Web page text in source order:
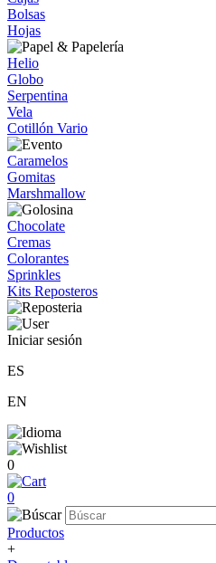
Bolsas
Hojas
Helio
Globo
Serpentina
Vela
Cotillón Vario
Caramelos
Gomitas
Marshmallow
Chocolate
Cremas
Colorantes
Sprinkles
Kits Reposteros
Iniciar sesión
ES
EN
0
0
Productos
+